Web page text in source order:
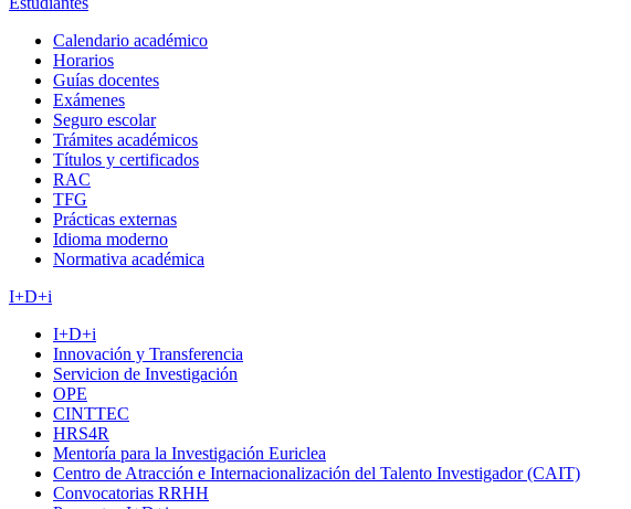
Calendario académico
Horarios
Guías docentes
Exámenes
Seguro escolar
Trámites académicos
Títulos y certificados
RAC
TFG
Prácticas externas
Idioma moderno
Normativa académica
I+D+i
I+D+i
Innovación y Transferencia
Servicion de Investigación
OPE
CINTTEC
HRS4R
Mentoría para la Investigación Euriclea
Centro de Atracción e Internacionalización del Talento Investigador (CAIT)
Convocatorias RRHH